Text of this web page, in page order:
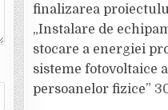
finalizarea
„Instalare de
stocare a energiei
sisteme fotovoltaice
persoanelor fizice”